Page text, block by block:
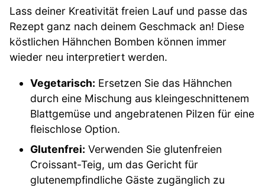
Lass deiner Kreativität freien Lauf und passe das
Rezept ganz nach deinem Geschmack an! Diese
köstlichen Hähnchen Bomben können immer
wieder neu interpretiert werden.
Vegetarisch: Ersetzen Sie das Hähnchen
durch eine Mischung aus kleingeschnittenem
Blattgemüse und angebratenen Pilzen für eine
fleischlose Option.
Glutenfrei: Verwenden Sie glutenfreien
Croissant-Teig, um das Gericht für
glutenempfindliche Gäste zugänglich zu